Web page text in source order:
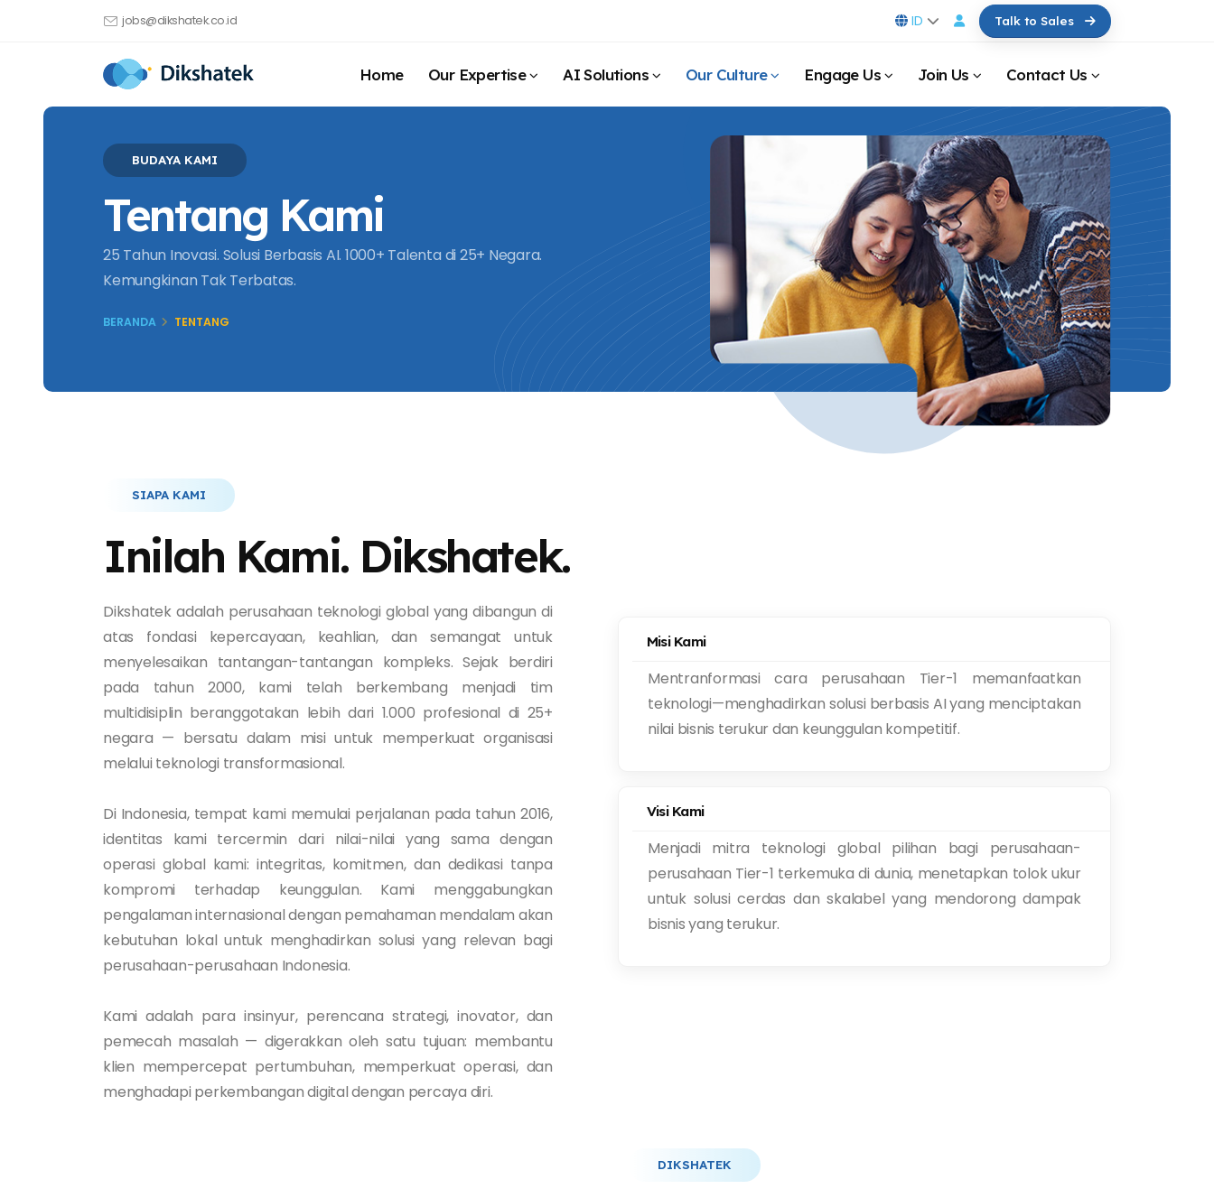
jobs@dikshatek.co.id ID Talk to Sales
Home Our Expertise AI Solutions Our Culture Engage Us Join Us Contact Us
BUDAYA KAMI
Tentang Kami
25 Tahun Inovasi. Solusi Berbasis AI. 1000+ Talenta di 25+ Negara.
Kemungkinan Tak Terbatas.
BERANDA TENTANG
SIAPA KAMI
Inilah Kami. Dikshatek.
Dikshatek adalah perusahaan teknologi global yang dibangun di
atas fondasi kepercayaan, keahlian, dan semangat untuk
menyelesaikan tantangan-tantangan kompleks. Sejak berdiri
pada tahun 2000, kami telah berkembang menjadi tim
multidisiplin beranggotakan lebih dari 1.000 profesional di 25+
negara — bersatu dalam misi untuk memperkuat organisasi
melalui teknologi transformasional.
Di Indonesia, tempat kami memulai perjalanan pada tahun 2016,
identitas kami tercermin dari nilai-nilai yang sama dengan
operasi global kami: integritas, komitmen, dan dedikasi tanpa
kompromi terhadap keunggulan. Kami menggabungkan
pengalaman internasional dengan pemahaman mendalam akan
kebutuhan lokal untuk menghadirkan solusi yang relevan bagi
perusahaan-perusahaan Indonesia.
Kami adalah para insinyur, perencana strategi, inovator, dan
pemecah masalah — digerakkan oleh satu tujuan: membantu
klien mempercepat pertumbuhan, memperkuat operasi, dan
menghadapi perkembangan digital dengan percaya diri.
Misi Kami
Mentranformasi cara perusahaan Tier-1 memanfaatkan
teknologi—menghadirkan solusi berbasis AI yang menciptakan
nilai bisnis terukur dan keunggulan kompetitif.
Visi Kami
Menjadi mitra teknologi global pilihan bagi perusahaan-
perusahaan Tier-1 terkemuka di dunia, menetapkan tolok ukur
untuk solusi cerdas dan skalabel yang mendorong dampak
bisnis yang terukur.
DIKSHATEK